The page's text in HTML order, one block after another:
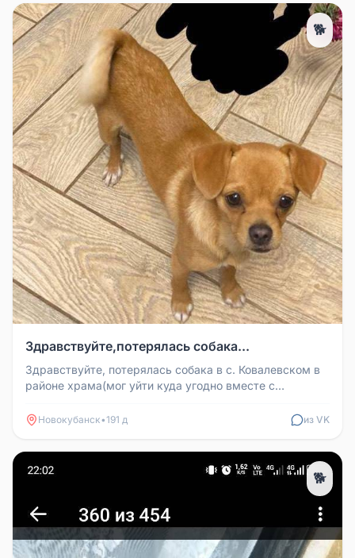
🐕
Здравствуйте,потерялась собака...
Здравствуйте, потерялась собака в с. Ковалевском в
районе храма(мог уйти куда угодно вместе с
Новокубанск•191 д из VK
🐕